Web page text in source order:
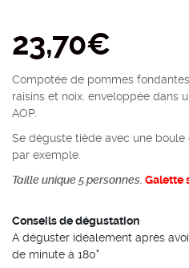
23,70€
Compotée de pommes
raisins et noix. enveloppée dans
AOP.
Se déguste tiède avec une
par exemple.
Taille unique 5 personnes. Galette
Conseils de dégustation
A déguster idéalement après
de minute à 180°